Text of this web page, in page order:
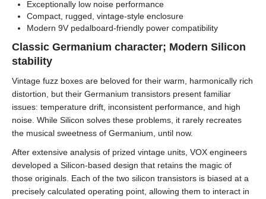
Exceptionally low noise performance
Compact, rugged, vintage-style enclosure
Modern 9V pedalboard-friendly power compatibility
Classic Germanium character; Modern Silicon
stability
Vintage fuzz boxes are beloved for their warm, harmonically rich
distortion, but their Germanium transistors present familiar
issues: temperature drift, inconsistent performance, and high
noise. While Silicon solves these problems, it rarely recreates
the musical sweetness of Germanium, until now.
After extensive analysis of prized vintage units, VOX engineers
developed a Silicon-based design that retains the magic of
those originals. Each of the two silicon transistors is biased at a
precisely calculated operating point, allowing them to interact in